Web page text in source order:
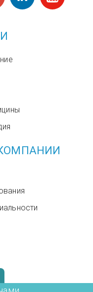
+972.4.6899580